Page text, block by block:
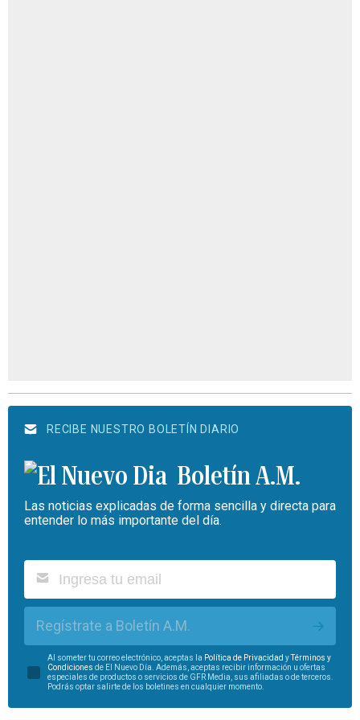
RECIBE NUESTRO BOLETÍN DIARIO
Boletín A.M.
Las noticias explicadas de forma sencilla y directa para
entender lo más importante del día.
Regístrate a Boletín A.M.
Al someter tu correo electrónico, aceptas la Política de Privacidad yTérminos y
Condiciones de El Nuevo Día. Además, aceptas recibir información u ofertas
especiales de productos o servicios de GFR Media, sus afiliadas o de terceros.
Podrás optar salirte de los boletines en cualquier momento.